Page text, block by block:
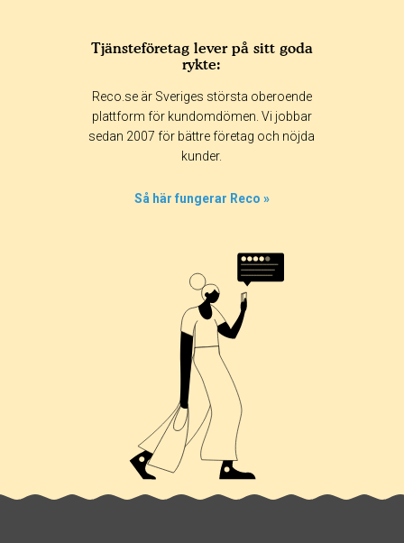
Tjänsteföretag lever på sitt goda
rykte:
Reco.se är Sveriges största oberoende
plattform för kundomdömen. Vi jobbar
sedan 2007 för bättre företag och nöjda
kunder.
Så här fungerar Reco »